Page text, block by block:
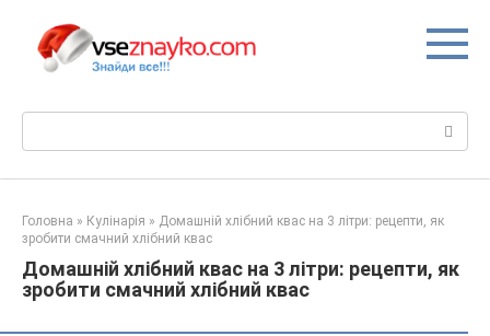
вмісту
Головна » Кулінарія » Домашній хлібний квас на 3 літри: рецепти, як
зробити смачний хлібний квас
Домашній хлібний квас на 3 літри: рецепти, як
зробити смачний хлібний квас